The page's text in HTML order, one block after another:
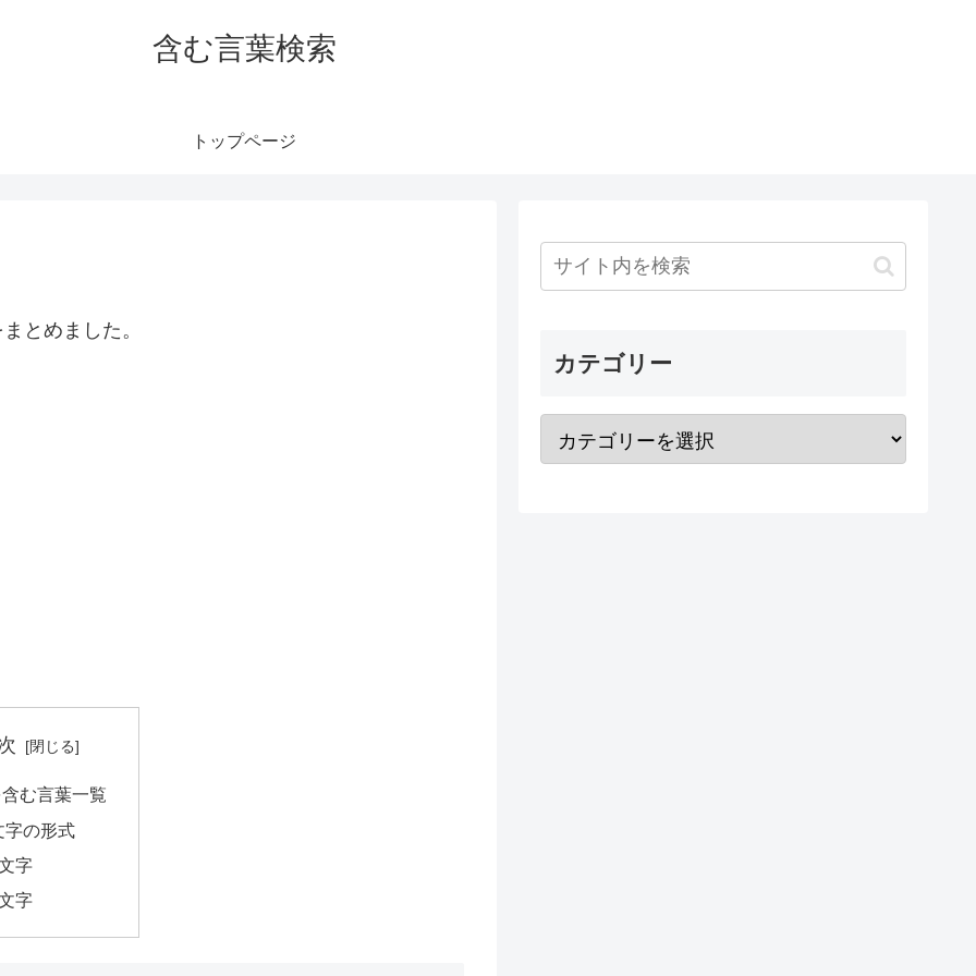
含む言葉検索
トップページ
とめました。
む言葉一覧
字の形式
字
字
カテゴリー